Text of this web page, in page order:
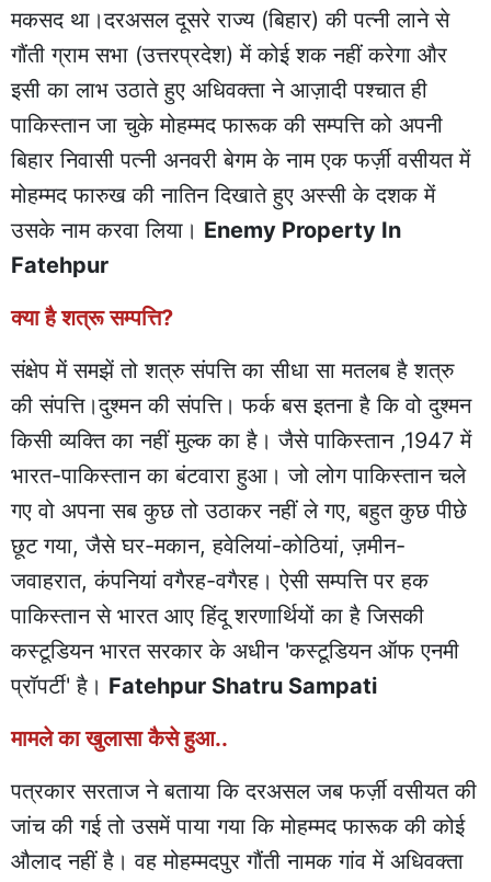
मकसद था।दरअसल दूसरे राज्य (बिहार) की पत्नी लाने से
गौंती ग्राम सभा (उत्तरप्रदेश) में कोई शक नहीं करेगा और
इसी का लाभ उठाते हुए अधिवक्ता ने आज़ादी पश्चात ही
पाकिस्तान जा चुके मोहम्मद फारूक की सम्पत्ति को अपनी
बिहार निवासी पत्नी अनवरी बेगम के नाम एक फर्ज़ी वसीयत में
मोहम्मद फारुख की नातिन दिखाते हुए अस्सी के दशक में
उसके नाम करवा लिया। Enemy Property In
Fatehpur
क्या है शत्रू सम्पत्ति?
संक्षेप में समझें तो शत्रु संपत्ति का सीधा सा मतलब है शत्रु
की संपत्ति।दुश्मन की संपत्ति। फर्क बस इतना है कि वो दुश्मन
किसी व्यक्ति का नहीं मुल्क का है। जैसे पाकिस्तान ,1947 में
भारत-पाकिस्तान का बंटवारा हुआ। जो लोग पाकिस्तान चले
गए वो अपना सब कुछ तो उठाकर नहीं ले गए, बहुत कुछ पीछे
छूट गया, जैसे घर-मकान, हवेलियां-कोठियां, ज़मीन-
जवाहरात, कंपनियां वगैरह-वगैरह। ऐसी सम्पत्ति पर हक
पाकिस्तान से भारत आए हिंदू शरणार्थियों का है जिसकी
कस्टूडियन भारत सरकार के अधीन 'कस्टूडियन ऑफ एनमी
प्रॉपर्टी' है। Fatehpur Shatru Sampati
मामले का खुलासा कैसे हुआ..
पत्रकार सरताज ने बताया कि दरअसल जब फर्ज़ी वसीयत की
जांच की गई तो उसमें पाया गया कि मोहम्मद फारूक की कोई
औलाद नहीं है। वह मोहम्मदपुर गौंती नामक गांव में अधिवक्ता